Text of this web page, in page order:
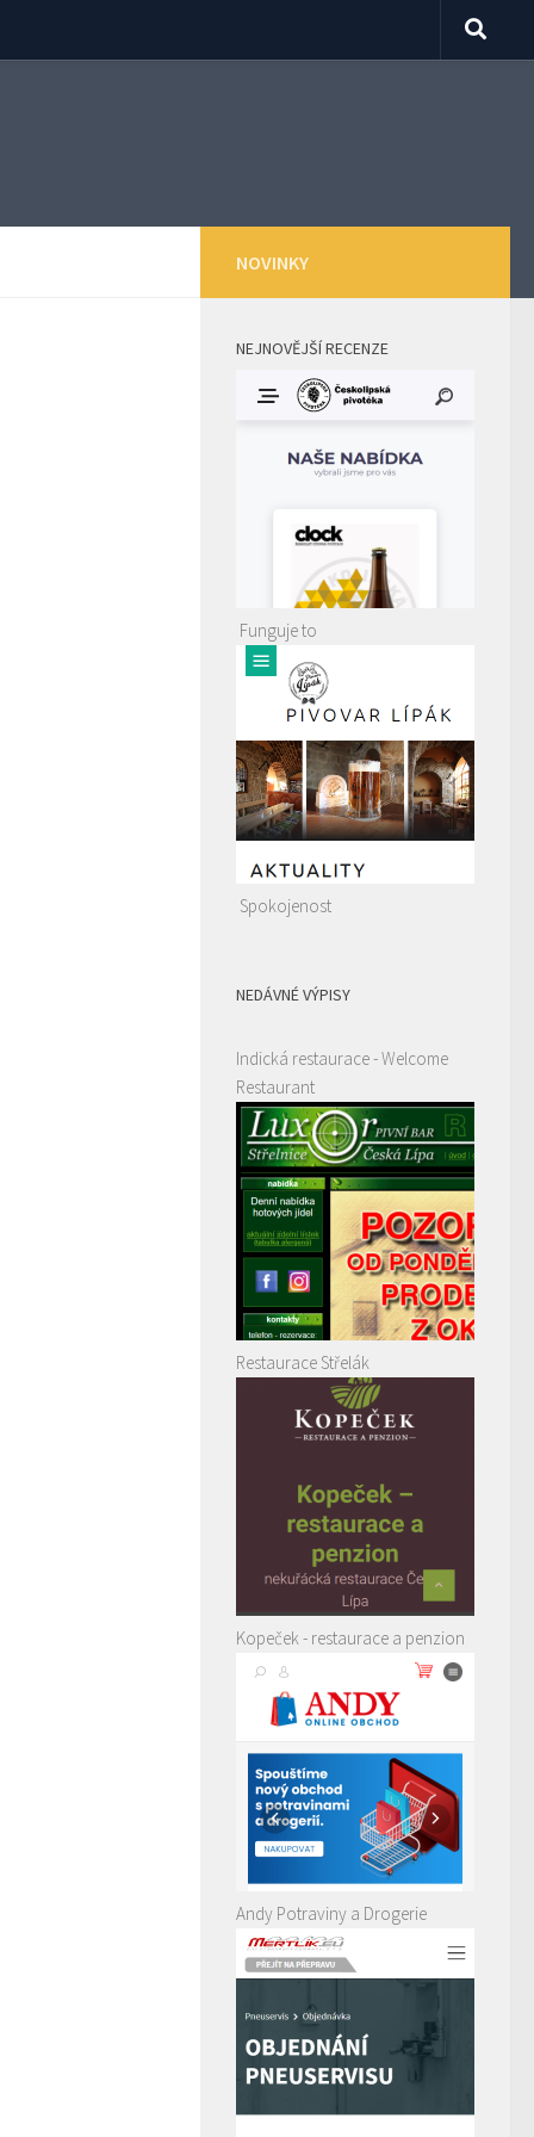
NOVINKY
NEJNOVĚJŠÍ RECENZE
Funguje to
Spokojenost
NEDÁVNÉ VÝPISY
Indická restaurace - Welcome
Restaurant
Restaurace Střelák
Kopeček - restaurace a penzion
Andy Potraviny a Drogerie